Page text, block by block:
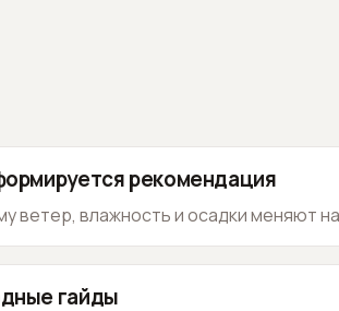
рекомендация
ветер, влажность и осадки меняют
гайды